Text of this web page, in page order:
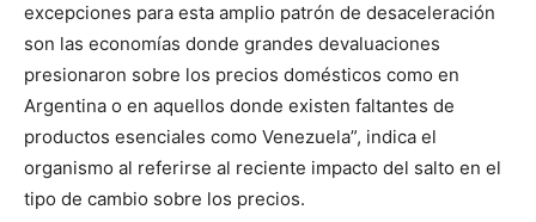
excepciones para esta amplio patrón de desaceleración
son las economías donde grandes devaluaciones
presionaron sobre los precios domésticos como en
Argentina o en aquellos donde existen faltantes de
productos esenciales como Venezuela”, indica el
organismo al referirse al reciente impacto del salto en el
tipo de cambio sobre los precios.